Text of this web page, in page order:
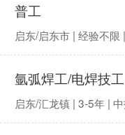
普工
启东/启东市 | 经验不限
氩弧焊工/电焊技工
启东/汇龙镇 | 3-5年 |